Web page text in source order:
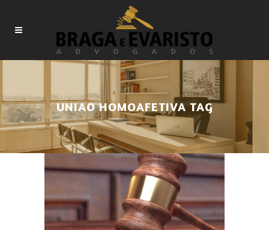
UNIAO HOMOAFETIVA TAG